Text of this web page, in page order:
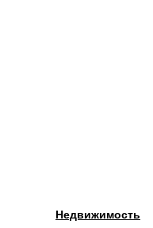
Недвижимость